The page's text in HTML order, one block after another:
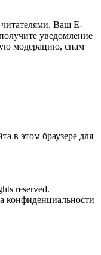
Ваш E-
уведомление
модерацию, спам
в этом браузере для
reserved.
конфиденциальности